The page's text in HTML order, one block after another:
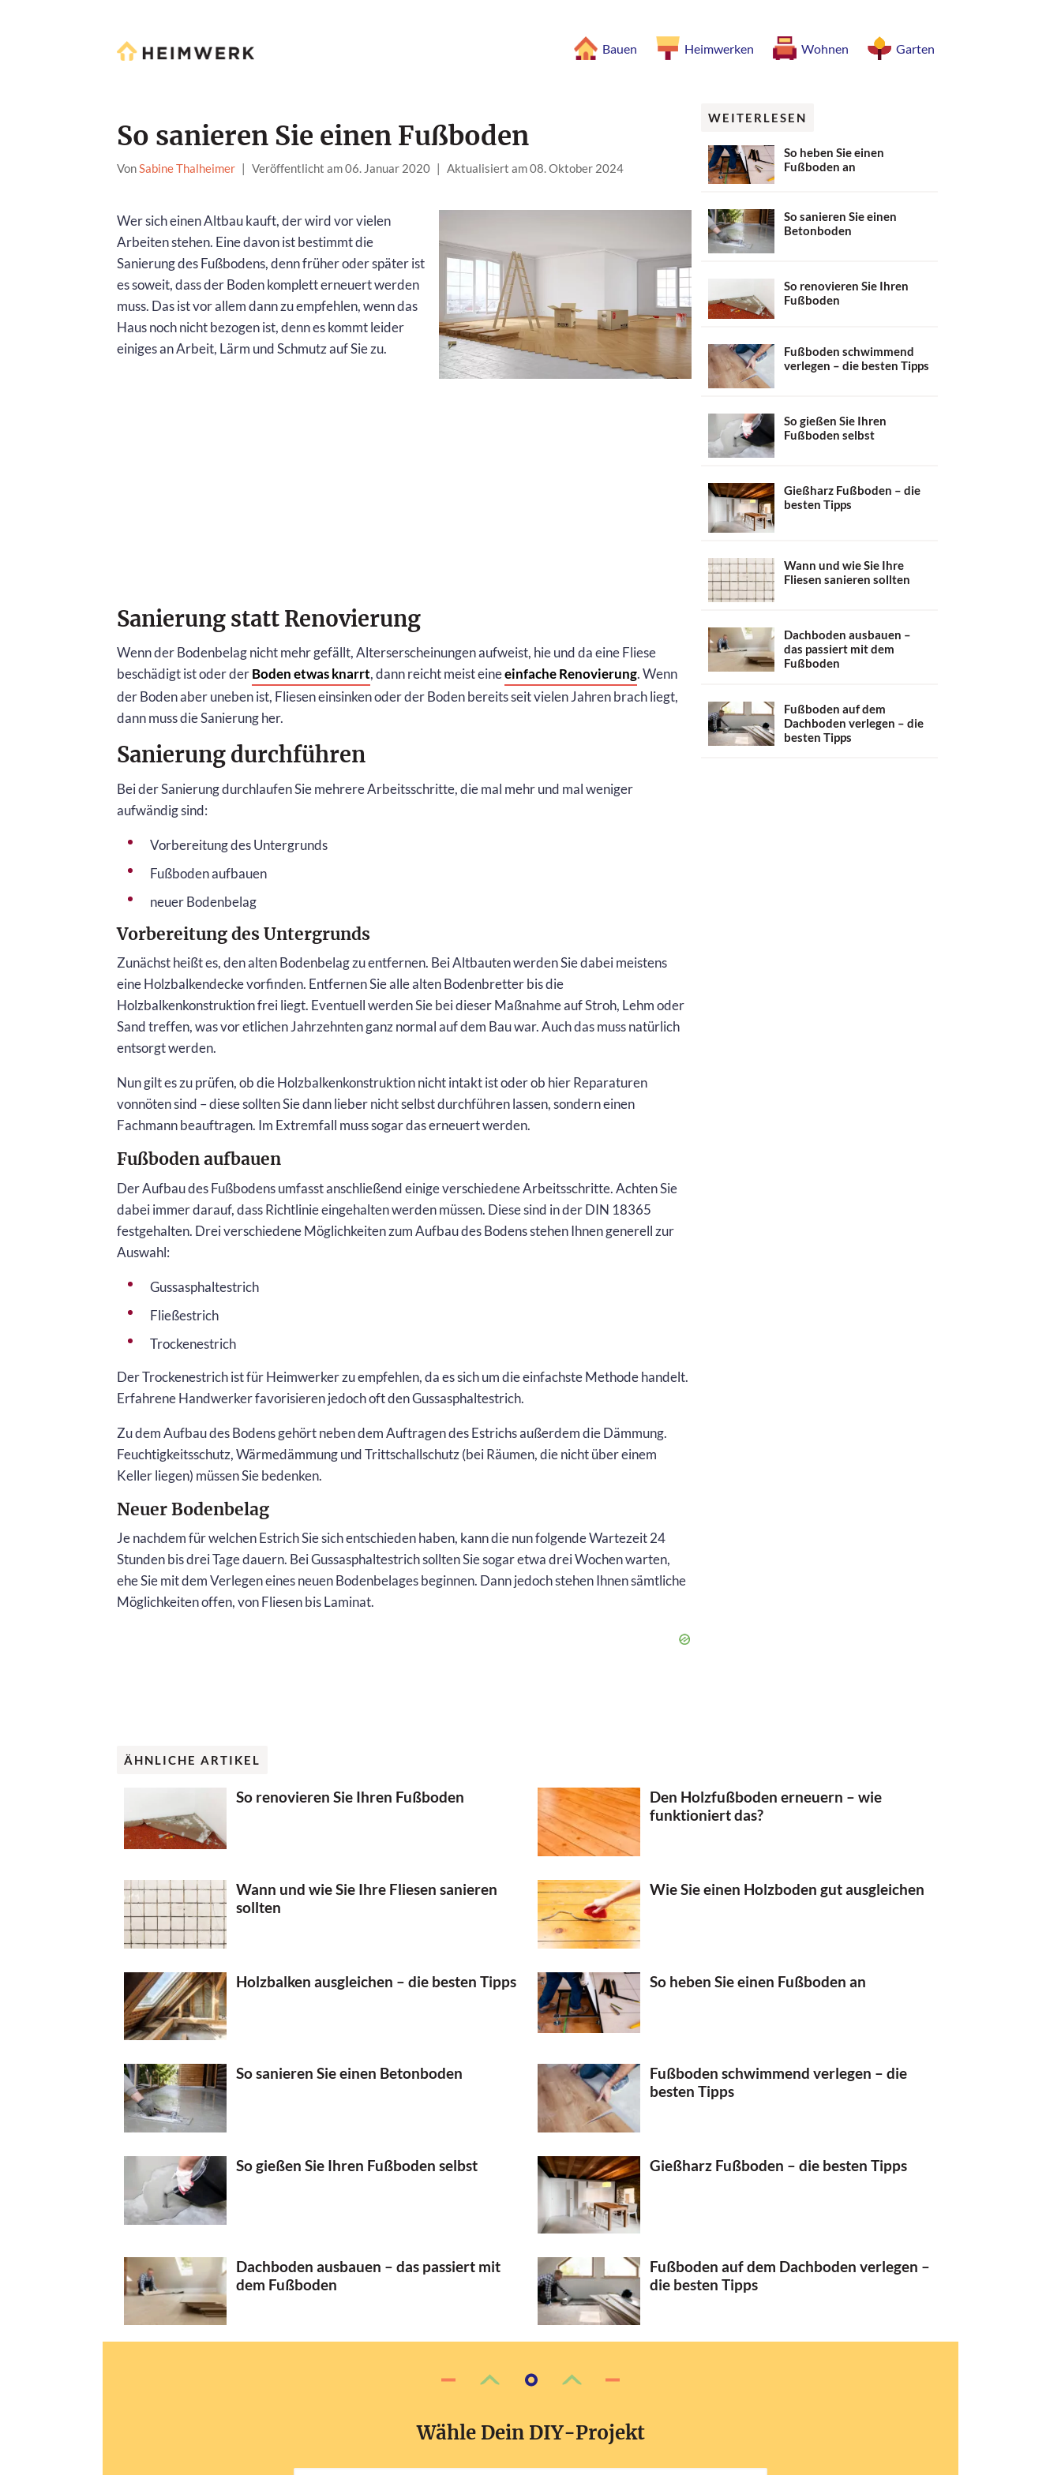
Bauen Heimwerken Wohnen Garten
So sanieren Sie einen Fußboden
VonSabine Thalheimer | Veröffentlicht am 06. Januar 2020 | Aktualisiert am 08. Oktober 2024
Wer sich einen Altbau kauft, der wird vor vielen
Arbeiten stehen. Eine davon ist bestimmt die
Sanierung des Fußbodens, denn früher oder später ist
es soweit, dass der Boden komplett erneuert werden
muss. Das ist vor allem dann zu empfehlen, wenn das
Haus noch nicht bezogen ist, denn es kommt leider
einiges an Arbeit, Lärm und Schmutz auf Sie zu.
Sanierung statt Renovierung
Wenn der Bodenbelag nicht mehr gefällt, Alterserscheinungen aufweist, hie und da eine Fliese
beschädigt ist oder derBoden etwas knarrt, dann reicht meist eineeinfache Renovierung. Wenn
der Boden aber uneben ist, Fliesen einsinken oder der Boden bereits seit vielen Jahren brach liegt,
dann muss die Sanierung her.
Sanierung durchführen
Bei der Sanierung durchlaufen Sie mehrere Arbeitsschritte, die mal mehr und mal weniger
aufwändig sind:
Vorbereitung des Untergrunds
Fußboden aufbauen
neuer Bodenbelag
Vorbereitung des Untergrunds
Zunächst heißt es, den alten Bodenbelag zu entfernen. Bei Altbauten werden Sie dabei meistens
eine Holzbalkendecke vorfinden. Entfernen Sie alle alten Bodenbretter bis die
Holzbalkenkonstruktion frei liegt. Eventuell werden Sie bei dieser Maßnahme auf Stroh, Lehm oder
Sand treffen, was vor etlichen Jahrzehnten ganz normal auf dem Bau war. Auch das muss natürlich
entsorgt werden.
Nun gilt es zu prüfen, ob die Holzbalkenkonstruktion nicht intakt ist oder ob hier Reparaturen
vonnöten sind – diese sollten Sie dann lieber nicht selbst durchführen lassen, sondern einen
Fachmann beauftragen. Im Extremfall muss sogar das erneuert werden.
Fußboden aufbauen
Der Aufbau des Fußbodens umfasst anschließend einige verschiedene Arbeitsschritte. Achten Sie
dabei immer darauf, dass Richtlinie eingehalten werden müssen. Diese sind in der DIN 18365
festgehalten. Drei verschiedene Möglichkeiten zum Aufbau des Bodens stehen Ihnen generell zur
Auswahl:
Gussasphaltestrich
Fließestrich
Trockenestrich
Der Trockenestrich ist für Heimwerker zu empfehlen, da es sich um die einfachste Methode handelt.
Erfahrene Handwerker favorisieren jedoch oft den Gussasphaltestrich.
Zu dem Aufbau des Bodens gehört neben dem Auftragen des Estrichs außerdem die Dämmung.
Feuchtigkeitsschutz, Wärmedämmung und Trittschallschutz (bei Räumen, die nicht über einem
Keller liegen) müssen Sie bedenken.
Neuer Bodenbelag
Je nachdem für welchen Estrich Sie sich entschieden haben, kann die nun folgende Wartezeit 24
Stunden bis drei Tage dauern. Bei Gussasphaltestrich sollten Sie sogar etwa drei Wochen warten,
ehe Sie mit dem Verlegen eines neuen Bodenbelages beginnen. Dann jedoch stehen Ihnen sämtliche
Möglichkeiten offen, von Fliesen bis Laminat.
WEITERLESEN
So heben Sie einen
Fußboden an
So sanieren Sie einen
Betonboden
So renovieren Sie Ihren
Fußboden
Fußboden schwimmend
verlegen – die besten Tipps
So gießen Sie Ihren
Fußboden selbst
Gießharz Fußboden – die
besten Tipps
Wann und wie Sie Ihre
Fliesen sanieren sollten
Dachboden ausbauen –
das passiert mit dem
Fußboden
Fußboden auf dem
Dachboden verlegen – die
besten Tipps
ÄHNLICHE ARTIKEL
So renovieren Sie Ihren Fußboden
Den Holzfußboden erneuern – wie
funktioniert das?
Wann und wie Sie Ihre Fliesen sanieren
sollten
Wie Sie einen Holzboden gut ausgleichen
Holzbalken ausgleichen – die besten Tipps So heben Sie einen Fußboden an
So sanieren Sie einen Betonboden
Fußboden schwimmend verlegen – die
besten Tipps
So gießen Sie Ihren Fußboden selbst Gießharz Fußboden – die besten Tipps
Dachboden ausbauen – das passiert mit
dem Fußboden
Fußboden auf dem Dachboden verlegen –
die besten Tipps
Wähle Dein DIY-Projekt